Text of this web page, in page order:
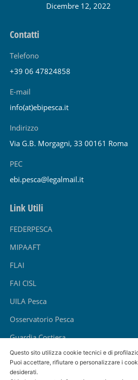
Dicembre 12, 2022
Contatti
Telefono
+39 06 47824858
E-mail
info(at)ebipesca.it
Indirizzo
Via G.B. Morgagni, 33 00161 Roma
PEC
ebi.pesca@legalmail.it
Link Utili
FEDERPESCA
MIPAAFT
FLAI
FAI CISL
UILA Pesca
Osservatorio Pesca
Guardia Costiera
INAIL
INPS
Questo sito utilizza cookie tecnici e di
Puoi accettare, rifiutare o personalizzare i
desiderati.